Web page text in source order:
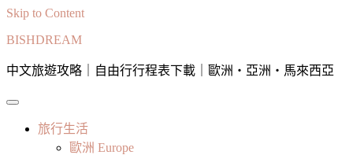
Skip to Content
BISHDREAM
中文旅遊攻略｜自由行行程表下載｜歐洲・亞洲・馬來西亞
旅行生活
歐洲 Europe